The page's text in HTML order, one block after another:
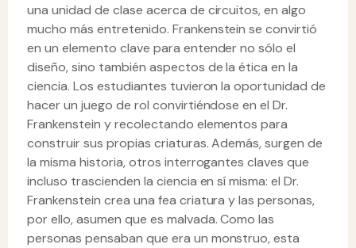
una unidad de clase acerca de circuitos, en algo
mucho más entretenido. Frankenstein se convirtió
en un elemento clave para entender no sólo el
diseño, sino también aspectos de la ética en la
ciencia. Los estudiantes tuvieron la oportunidad de
hacer un juego de rol convirtiéndose en el Dr.
Frankenstein y recolectando elementos para
construir sus propias criaturas. Además, surgen de
la misma historia, otros interrogantes claves que
incluso trascienden la ciencia en sí misma: el Dr.
Frankenstein crea una fea criatura y las personas,
por ello, asumen que es malvada. Como las
personas pensaban que era un monstruo, esta